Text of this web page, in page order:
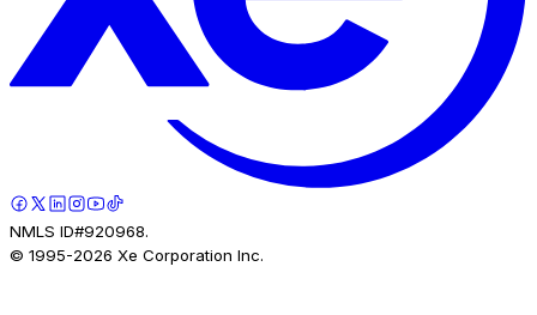
NMLS ID#920968.
© 1995-2026 Xe Corporation Inc.